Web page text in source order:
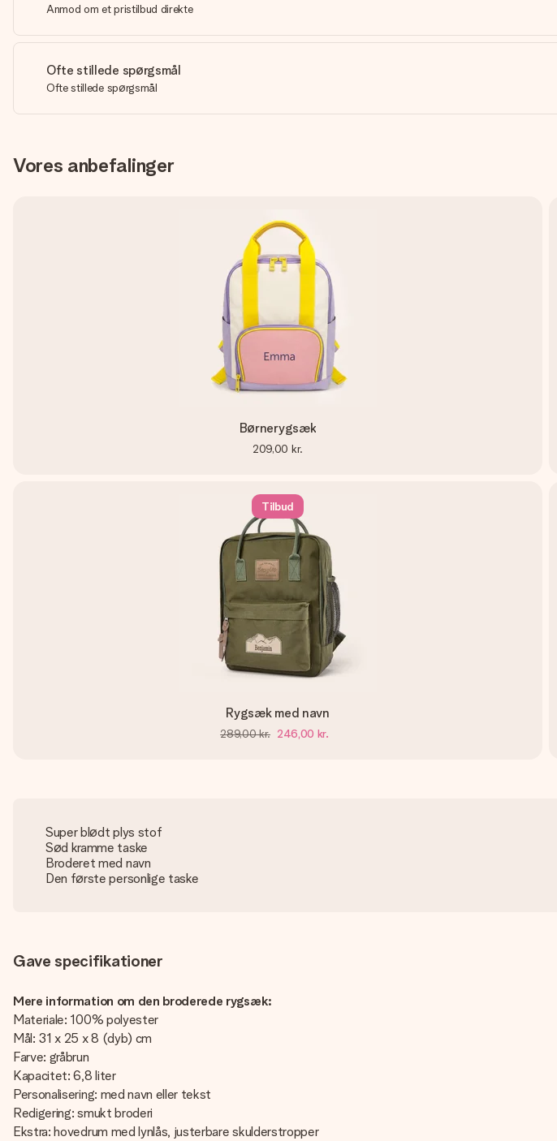
Anmod om et pristilbud direkte
Ofte stillede spørgsmål
Ofte stillede spørgsmål
Vores anbefalinger
Børnerygsæk
209,00 kr.
Tilbud
Rygsæk med navn
289,00 kr. 246,00 kr.
Super blødt plys stof
Sød kramme taske
Broderet med navn
Den første personlige taske
Gave specifikationer
Mere information om den broderede rygsæk:
Materiale: 100% polyester
Mål: 31 x 25 x 8 (dyb) cm
Farve: gråbrun
Kapacitet: 6,8 liter
Personalisering: med navn eller tekst
Redigering: smukt broderi
Ekstra: hovedrum med lynlås, justerbare skulderstropper